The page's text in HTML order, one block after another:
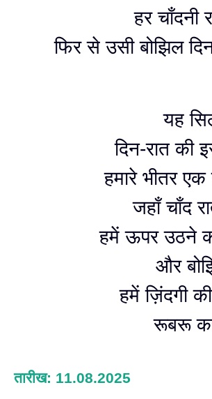
हर चाँदनी
फिर से उसी बोझिल
यह
दिन-रात की
हमारे भीतर एक
जहाँ चाँद
हमें ऊपर उठने
और
हमें ज़िंदगी
रूबरू
तारीख: 11.08.2025